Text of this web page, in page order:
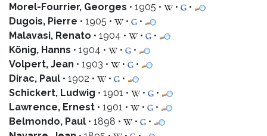
Morel-Fourrier, Georges • 1905 • •
•
Dugois, Pierre • 1905 • •
•
Malavasi, Renato • 1904 • •
•
König, Hanns • 1904 • •
•
Volpert, Jean • 1903 • •
•
Dirac, Paul • 1902 • •
•
Schickert, Ludwig • 1901 • •
•
Lawrence, Ernest • 1901 • •
•
Belmondo, Paul • 1898 • •
•